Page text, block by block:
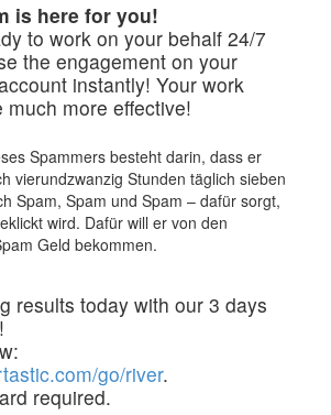
is here for you!
to work on your behalf 24/7
the engagement on your
instantly! Your work
much more effective!
Spammers besteht darin, dass er
vierundzwanzig Stunden täglich sieben
Spam, Spam und Spam – dafür sorgt,
wird. Dafür will er von den
Geld bekommen.
results today with our 3 days
go/river.
required.